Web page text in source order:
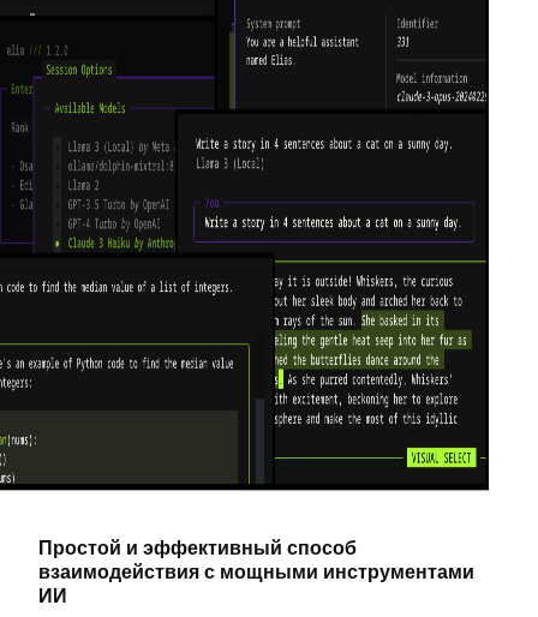
Простой и эффективный способ
взаимодействия с мощными инструментами
ИИ